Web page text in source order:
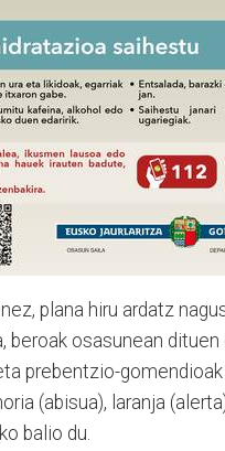
plana hiru ardatz
beroak osasunean
prebentzio-
(abisua), laranja
balio du.